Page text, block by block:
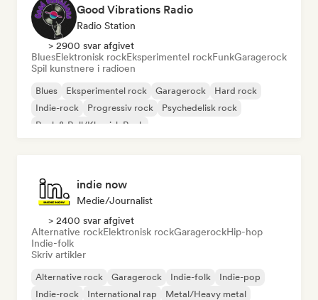
Good Vibrations Radio
Radio Station
> 2900 svar afgivet
BluesElektronisk rockEksperimentel rockFunkGaragerock
Spil kunstnere i radioen
Blues Eksperimentel rock Garagerock
Hard rock
Indie-rock
Progressiv rock
Psychedelisk rock
Rock & Roll/Klassisk Rock
indie now
Medie/journalist
> 2400 svar afgivet
Alternative rockElektronisk rockGaragerockHip-hop
Indie-folk
Skriv artikler
Alternative rock Garagerock Indie-folk
Indie-pop
Indie-rock
International rap
Metal/Heavy metal